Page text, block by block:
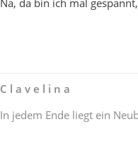
Na, da bin ich mal
C l a v e l i n a
In jedem Ende liegt ein